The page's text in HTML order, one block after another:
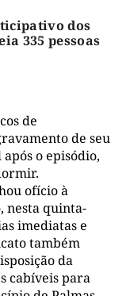
dos
335 pessoas
de
de seu
o episódio,
ofício à
nesta quinta-
imediatas e
também
da
cabíveis para